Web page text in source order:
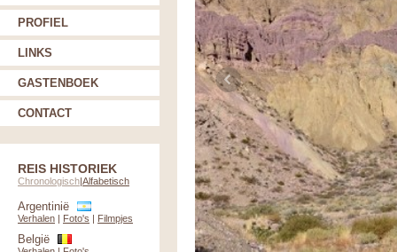
PROFIEL
LINKS
GASTENBOEK
CONTACT
REIS HISTORIEK
Chronologisch|Alfabetisch
Argentinië
Verhalen | Foto's | Filmpjes
België